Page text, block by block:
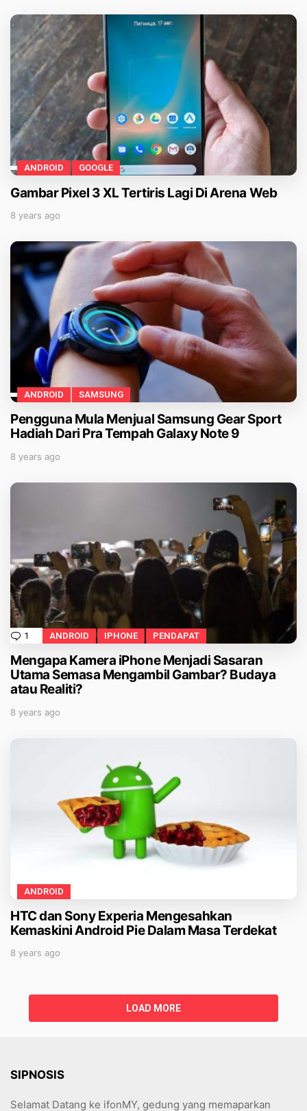
ANDROID GOOGLE
Gambar Pixel 3 XL Tertiris Lagi Di Arena Web
8 years ago
ANDROID SAMSUNG
Pengguna Mula Menjual Samsung Gear Sport
Hadiah Dari Pra Tempah Galaxy Note 9
8 years ago
1 Comment
ANDROID IPHONE PENDAPAT
Mengapa Kamera iPhone Menjadi Sasaran
Utama Semasa Mengambil Gambar? Budaya
atau Realiti?
8 years ago
ANDROID
HTC dan Sony Experia Mengesahkan
Kemaskini Android Pie Dalam Masa Terdekat
8 years ago
LOAD MORE
SIPNOSIS
Selamat Datang ke ifonMY, gedung yang memaparkan